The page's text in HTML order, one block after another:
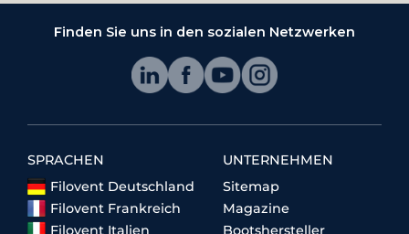
Finden Sie uns in den sozialen Netzwerken
SPRACHEN
Filovent Deutschland
Filovent Frankreich
Filovent Italien
UNTERNEHMEN
Sitemap
Magazine
Bootshersteller